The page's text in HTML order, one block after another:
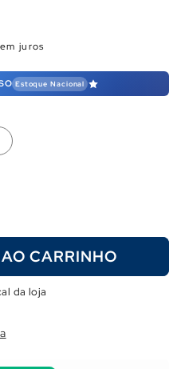
juros
Estoque Nacional
CARRINHO
da loja